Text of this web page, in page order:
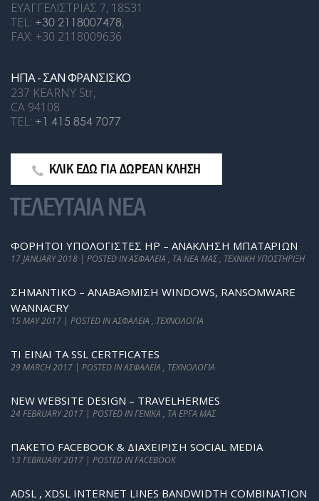
ΕΥΑΓΓΕΛΙΣΤΡΙΑΣ 7, 18531
TEL: +30 2118007478,
FAX: +30 2118009636
ΗΠΑ - ΣΑΝ ΦΡΑΝΣΙΣΚΟ
237 KEARNY Str,
CA 94108
TEL: +1 415 854 7077
ΚΛΙΚ ΕΔΩ ΓΙΑ ΔΩΡΕΑΝ ΚΛΗΣΗ
ΤΕΛΕΥΤΑΙΑ ΝΕΑ
ΦΟΡΗΤΟΊ ΥΠΟΛΟΓΙΣΤΈΣ HP – ΑΝΆΚΛΗΣΗ ΜΠΑΤΑΡΙΏΝ
17 JANUARY 2018 | POSTED IN ΑΣΦΆΛΕΙΑ , ΤΑ ΝΈΑ ΜΑΣ , ΤΕΧΝΙΚΉ ΥΠΟΣΤΉΡΙΞΗ
ΣΗΜΑΝΤΙΚΟ – ΑΝΑΒΆΘΜΙΣΗ WINDOWS, RANSOMWARE
WANNACRY
15 MAY 2017 | POSTED IN ΑΣΦΆΛΕΙΑ , ΤΕΧΝΟΛΟΓΊΑ
ΤΙ ΕΊΝΑΙ ΤΑ SSL CERTFICATES
29 MARCH 2017 | POSTED IN ΑΣΦΆΛΕΙΑ , ΤΕΧΝΟΛΟΓΊΑ
NEW WEBSITE DESIGN – TRAVELHERMES
24 FEBRUARY 2017 | POSTED IN ΓΕΝΙΚΆ , ΤΑ ΈΡΓΑ ΜΑΣ
ΠΑΚΈΤΟ FACEBOOK & ΔΙΑΧΕΊΡΙΣΗ SOCIAL MEDIA
13 FEBRUARY 2017 | POSTED IN FACEBOOK
ADSL , XDSL INTERNET LINES BANDWIDTH COMBINATION